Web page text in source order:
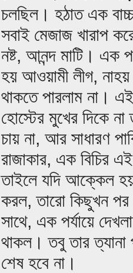
চলছিল। হঠাত এক
সবাই মেজাজ খারাপ
নষ্ট, আনন্দ মাটি। এক
হয় আওয়ামী লীগ,
থাকতে পারলাম না।
হোস্টের মুখের দিকে না
চায় না, আর সাধারণ
রাজাকার, এক বিচির
তাইলে যদি আক্কেল
করল, তারো কিছুখন
সাথে, এক পর্যায়ে
থাকল। তবু তার ত্যানা
শেষ হবে না।